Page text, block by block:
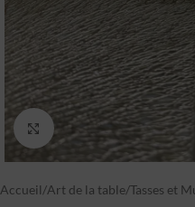
Click to enlarge
Accueil/Art de la table/Tasses et